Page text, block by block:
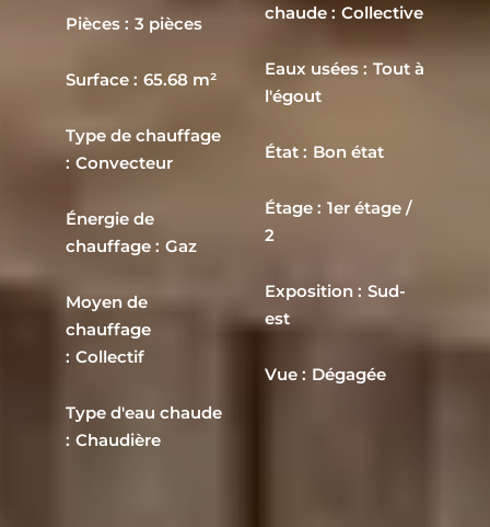
Pièces 3 pièces
Surface 65.68 m²
Type de chauffage
Convecteur
Énergie de
chauffage
Gaz
Moyen de
chauffage
Collectif
Type d'eau chaude
Chaudière
chaude
Collective
Eaux usées
Tout à
l'égout
État Bon état
Étage
1er étage /
2
Exposition
Sud-
est
Vue Dégagée